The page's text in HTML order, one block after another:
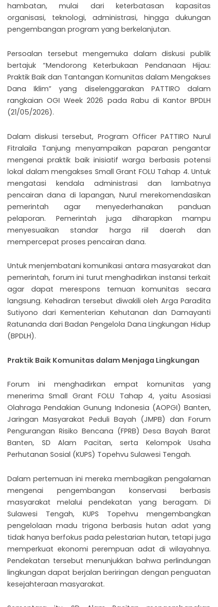
hambatan, mulai dari keterbatasan kapasitas
organisasi, teknologi, administrasi, hingga dukungan
pengembangan program yang berkelanjutan.
Persoalan tersebut mengemuka dalam diskusi publik
bertajuk “Mendorong Keterbukaan Pendanaan Hijau:
Praktik Baik dan Tantangan Komunitas dalam Mengakses
Dana Iklim” yang diselenggarakan PATTIRO dalam
rangkaian OGI Week 2026 pada Rabu di Kantor BPDLH
(21/05/2026).
Dalam diskusi tersebut, Program Officer PATTIRO Nurul
Fitralaila Tanjung menyampaikan paparan pengantar
mengenai praktik baik inisiatif warga berbasis potensi
lokal dalam mengakses Small Grant FOLU Tahap 4. Untuk
mengatasi kendala administrasi dan lambatnya
pencairan dana di lapangan, Nurul merekomendasikan
pemerintah agar menyederhanakan panduan
pelaporan. Pemerintah juga diharapkan mampu
menyesuaikan standar harga riil daerah dan
mempercepat proses pencairan dana.
Untuk menjembatani komunikasi antara masyarakat dan
pemerintah, forum ini turut menghadirkan instansi terkait
agar dapat merespons temuan komunitas secara
langsung. Kehadiran tersebut diwakili oleh Arga Paradita
Sutiyono dari Kementerian Kehutanan dan Damayanti
Ratunanda dari Badan Pengelola Dana Lingkungan Hidup
(BPDLH).
Praktik Baik Komunitas dalam Menjaga Lingkungan
Forum ini menghadirkan empat komunitas yang
menerima Small Grant FOLU Tahap 4, yaitu Asosiasi
Olahraga Pendakian Gunung Indonesia (AOPGI) Banten,
Jaringan Masyarakat Peduli Bayah (JMPB) dan Forum
Pengurangan Risiko Bencana (FPRB) Desa Bayah Barat
Banten, SD Alam Pacitan, serta Kelompok Usaha
Perhutanan Sosial (KUPS) Topehvu Sulawesi Tengah.
Dalam pertemuan ini mereka membagikan pengalaman
mengenai pengembangan konservasi berbasis
masyarakat melalui pendekatan yang beragam. Di
Sulawesi Tengah, KUPS Topehvu mengembangkan
pengelolaan madu trigona berbasis hutan adat yang
tidak hanya berfokus pada pelestarian hutan, tetapi juga
memperkuat ekonomi perempuan adat di wilayahnya.
Pendekatan tersebut menunjukkan bahwa perlindungan
lingkungan dapat berjalan beriringan dengan penguatan
kesejahteraan masyarakat.